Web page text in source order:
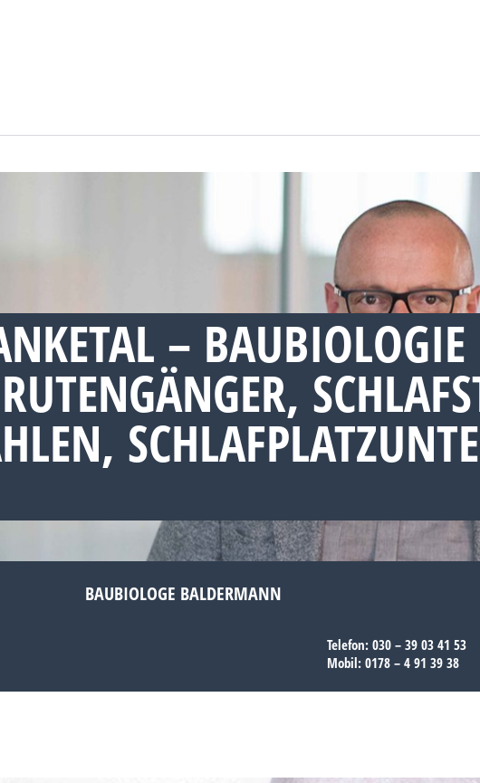
– BAUBIOLOGIE
BAUBIOLOGE BALDERMANN
Telefon: 030 – 39 03 41 53
Mobil: 0178 – 4 91 39 38